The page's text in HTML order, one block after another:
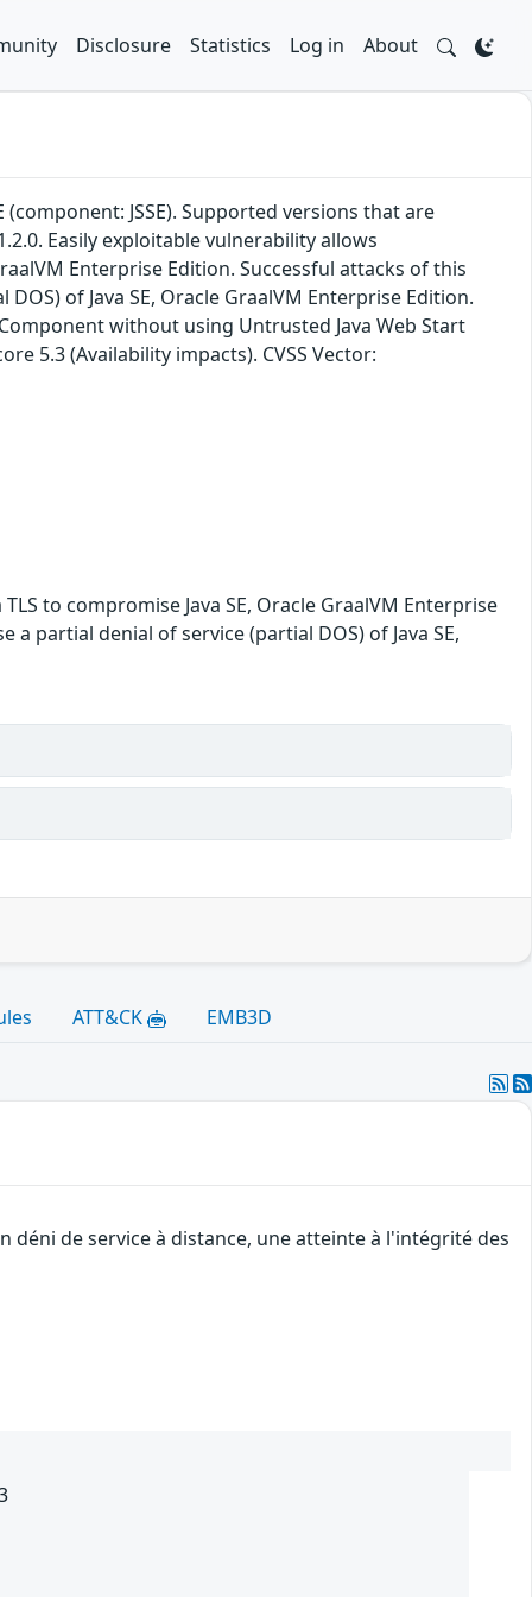
Disclosure Statistics Log in About
JSSE). Supported versions that are
Easily exploitable vulnerability allows
Enterprise Edition. Successful attacks of this
of Java SE, Oracle GraalVM Enterprise Edition.
without using Untrusted Java Web Start
5.3 (Availability impacts). CVSS Vector:
to compromise Java SE, Oracle GraalVM Enterprise
partial denial of service (partial DOS) of Java SE,
ATT&CK EMB3D
déni de service à distance, une atteinte à l'intégrité des